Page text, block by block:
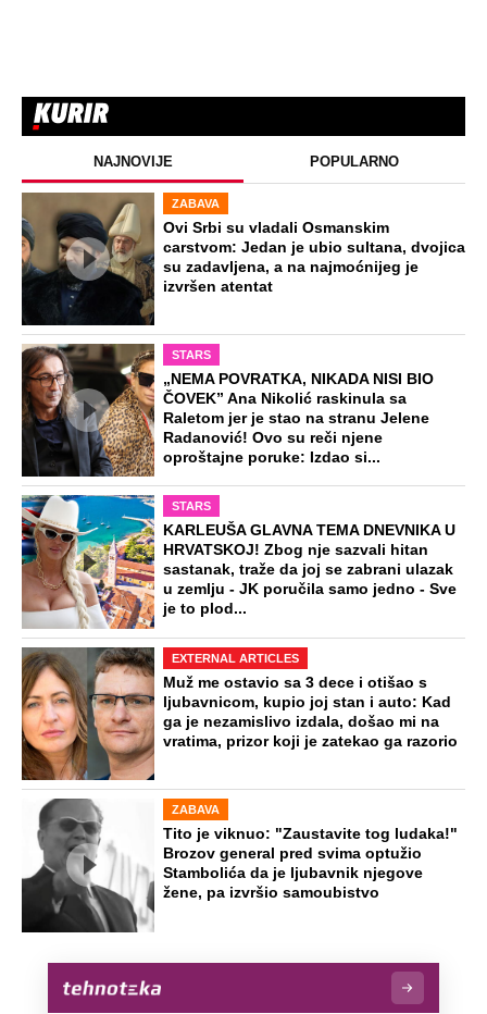
NAJNOVIJE POPULARNO
ZABAVA
Ovi Srbi su vladali Osmanskim
carstvom: Jedan je ubio sultana, dvojica
su zadavljena, a na najmoćnijeg je
izvršen atentat
STARS
„NEMA POVRATKA, NIKADA NISI BIO
ČOVEK” Ana Nikolić raskinula sa
Raletom jer je stao na stranu Jelene
Radanović! Ovo su reči njene
oproštajne poruke: Izdao si...
STARS
KARLEUŠA GLAVNA TEMA DNEVNIKA U
HRVATSKOJ! Zbog nje sazvali hitan
sastanak, traže da joj se zabrani ulazak
u zemlju - JK poručila samo jedno - Sve
je to plod...
EXTERNAL ARTICLES
Muž me ostavio sa 3 dece i otišao s
ljubavnicom, kupio joj stan i auto: Kad
ga je nezamislivo izdala, došao mi na
vratima, prizor koji je zatekao ga razorio
ZABAVA
Tito je viknuo: "Zaustavite tog ludaka!"
Brozov general pred svima optužio
Stambolića da je ljubavnik njegove
žene, pa izvršio samoubistvo